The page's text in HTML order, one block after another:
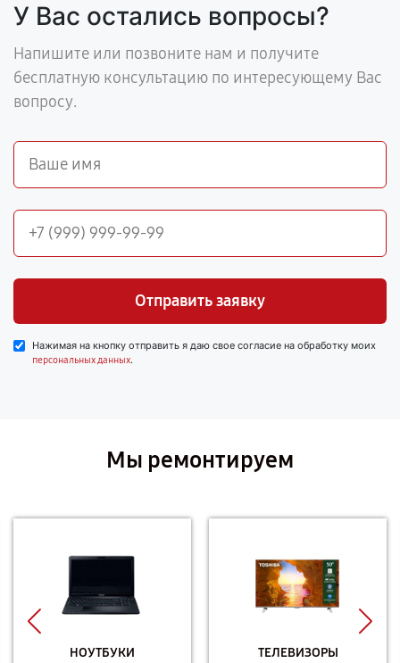
У Вас остались вопросы?
Напишите или позвоните нам и получите
бесплатную консультацию по интересующему Вас
вопросу.
Отправить заявку
Нажимая на кнопку отправить я даю свое согласие на обработку моих
персональных данных.
Мы ремонтируем
НОУТБУКИ ТЕЛЕВИЗОРЫ